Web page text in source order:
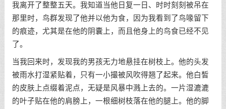
我离开了整整五天。我知道当他日复一日、时时刻刻被吊在
那里时，鸟群发现了他并以他为食，因为我看到了鸟喙留下
的痕迹，尤其是在他的阴囊上，而且他身上的鸟食已经不见
了。
当我回来时，发现我的男孩无力地悬挂在树枝上。他的头发
被雨水打湿紧贴着，只有一小撮被风吹得翘了起来。他白皙
的皮肤上点缀着泥点，无疑是风暴中溅上去的。一片湿漉漉
的叶子贴在他的肩膀上，一根细树枝落在他的腿上。他的脚